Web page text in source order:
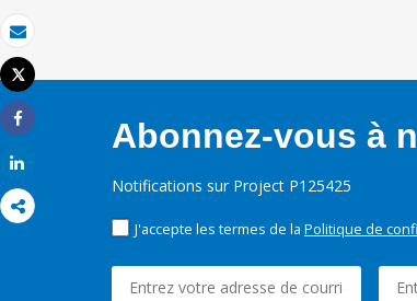
Email
Imprimer
Tweet
Share
Abonnez-vous à
Notifications sur Project P125425
J'accepte les termes de la Politique de